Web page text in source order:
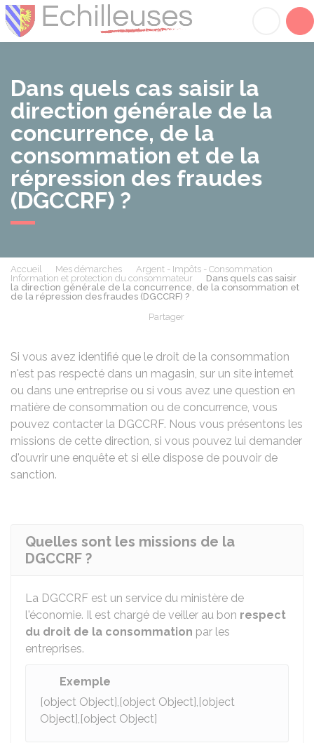
Dans quels cas saisir la
direction générale de la
concurrence, de la
consommation et de la
répression des fraudes
(DGCCRF) ?
Accueil Mes démarches
Argent - Impôts - Consommation
Information et protection du consommateur
Dans quels cas saisir
la direction générale de la concurrence, de la consommation et
de la répression des fraudes (DGCCRF) ?
Partager
Si vous avez identifié que le droit de la consommation
n'est pas respecté dans un magasin, sur un site internet
ou dans une entreprise ou si vous avez une question en
matière de consommation ou de concurrence, vous
pouvez contacter la DGCCRF. Nous vous présentons les
missions de cette direction, si vous pouvez lui demander
d'ouvrir une enquête et si elle dispose de pouvoir de
sanction.
Quelles sont les missions de la
DGCCRF ?
La DGCCRF est un service du ministère de
l'économie. Il est chargé de veiller au bon respect
du droit de la consommation par les
entreprises.
Exemple
[object Object],[object Object],[object
Object],[object Object]